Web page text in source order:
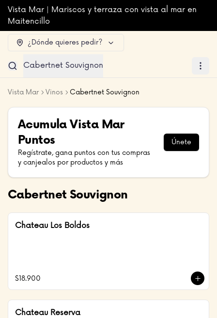
Vista Mar | Mariscos y terraza con vista al mar en
Maitencillo
¿Dónde quieres pedir?
Cabertnet Souvignon
Vista Mar Vinos Cabertnet Souvignon
AcumulaVista Mar
Puntos
Regístrate, gana puntos con tus compras
y canjealos por productos y más
Únete
Cabertnet Souvignon
Chateau Los Boldos
$18.900
Chateau Reserva